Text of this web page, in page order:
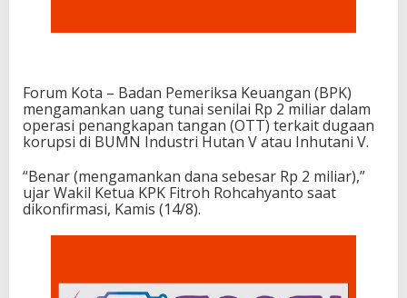
Forum Kota – Badan Pemeriksa Keuangan (BPK)
mengamankan uang tunai senilai Rp 2 miliar dalam
operasi penangkapan tangan (OTT) terkait dugaan
korupsi di BUMN Industri Hutan V atau Inhutani V.
“Benar (mengamankan dana sebesar Rp 2 miliar),”
ujar Wakil Ketua KPK Fitroh Rohcahyanto saat
dikonfirmasi, Kamis (14/8).